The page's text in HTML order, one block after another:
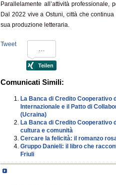
Parallelamente all’attività
Dal 2022 vive a Ostuni, città che
sua produzione letteraria.
Tweet
Comunicati Simili:
La Banca di Credito Cooperativo
Internazionale e il Patto di
(Ucraina)
La Banca di Credito Cooperativo
cultura e comunità
Cercare la felicità: il romanzo
Gruppo Danieli: il libro che
Friuli